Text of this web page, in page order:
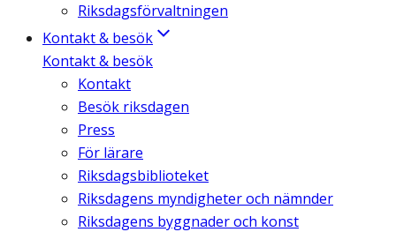
Riksdagsförvaltningen
Kontakt & besök
Kontakt & besök
Kontakt
Besök riksdagen
Press
För lärare
Riksdagsbiblioteket
Riksdagens myndigheter och nämnder
Riksdagens byggnader och konst